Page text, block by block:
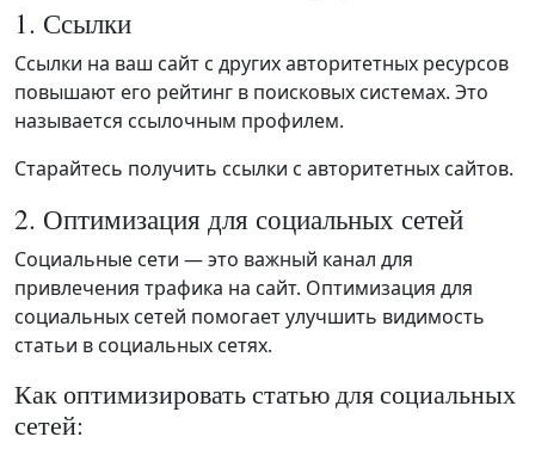
1. Ссылки
Ссылки на ваш сайт с других авторитетных ресурсов
повышают его рейтинг в поисковых системах. Это
называется ссылочным профилем.
Старайтесь получить ссылки с авторитетных сайтов.
2. Оптимизация для социальных сетей
Социальные сети — это важный канал для
привлечения трафика на сайт. Оптимизация для
социальных сетей помогает улучшить видимость
статьи в социальных сетях.
Как оптимизировать статью для социальных
сетей: